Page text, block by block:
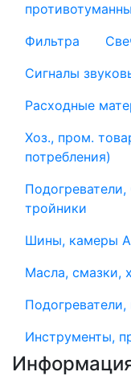
Фильтра
Сигналы
Расходные
Хоз., пром.
потребления)
тройники
Шины, камеры
Масла, смазки,
Подогреватели,
Инструменты,